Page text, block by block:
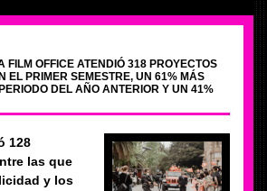
FILM OFFICE ATENDIÓ 318 PROYECTOS
EL PRIMER SEMESTRE, UN 61% MÁS
DEL AÑO ANTERIOR Y UN 41%
128
las que
y los